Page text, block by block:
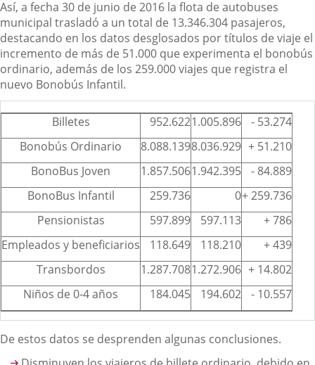
Así, a fecha 30 de junio de 2016 la flota de autobuses
municipal trasladó a un total de 13.346.304 pasajeros,
destacando en los datos desglosados por títulos de viaje el
incremento de más de 51.000 que experimenta el bonobús
ordinario, además de los 259.000 viajes que registra el
nuevo Bonobús Infantil.
TIPO
DE
BILLETE
AÑO
2016
AÑO
2015
Billetes 952.6221.005.896
- 53.274
Bonobús Ordinario
8.088.1398.036.929 + 51.210
BonoBus Joven
1.857.5061.942.395
- 84.889
BonoBus Infantil
259.736 0+ 259.736
Pensionistas
597.899 597.113
+ 786
Empleados y beneficiarios
118.649 118.210
+ 439
Transbordos
1.287.7081.272.906 + 14.802
Niños de 0-4 años
184.045 194.602 - 10.557
TOTAL
PASAJEROS
13.346.30413.168.051
+
178.253
De estos datos se desprenden algunas conclusiones.